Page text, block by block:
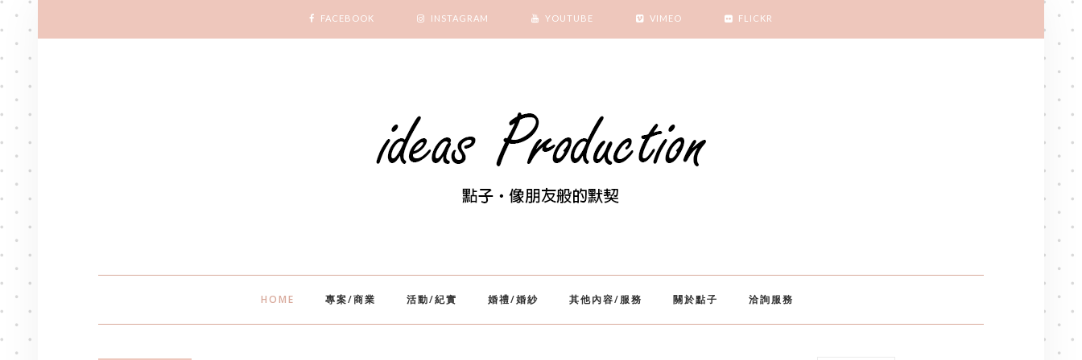
FACEBOOK INSTAGRAM YOUTUBE VIMEO FLICKR
HOME 專案/商業 活動/紀實 婚禮/婚紗 其他內容/服務 關於點子 洽詢服務